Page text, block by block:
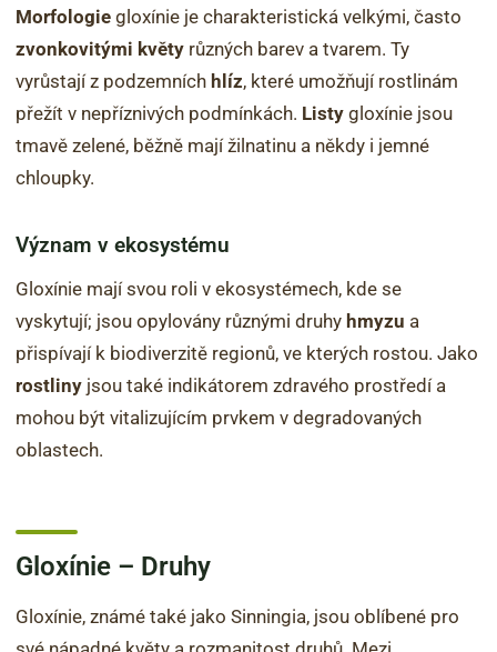
Morfologie gloxínie je charakteristická velkými, často
zvonkovitými květy různých barev a tvarem. Ty
vyrůstají z podzemních hlíz, které umožňují rostlinám
přežít v nepříznivých podmínkách. Listy gloxínie jsou
tmavě zelené, běžně mají žilnatinu a někdy i jemné
chloupky.
Význam v ekosystému
Gloxínie mají svou roli v ekosystémech, kde se
vyskytují; jsou opylovány různými druhy hmyzu a
přispívají k biodiverzitě regionů, ve kterých rostou. Jako
rostliny jsou také indikátorem zdravého prostředí a
mohou být vitalizujícím prvkem v degradovaných
oblastech.
Gloxínie – Druhy
Gloxínie, známé také jako Sinningia, jsou oblíbené pro